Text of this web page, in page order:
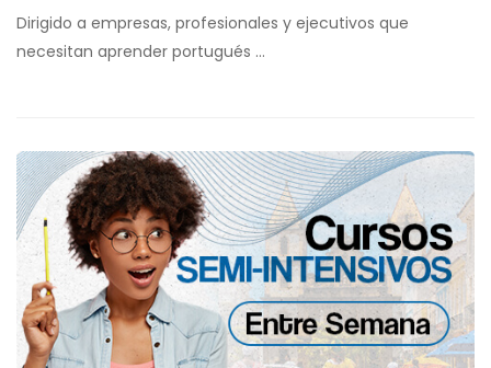
Dirigido a empresas, profesionales y ejecutivos que
necesitan aprender portugués …